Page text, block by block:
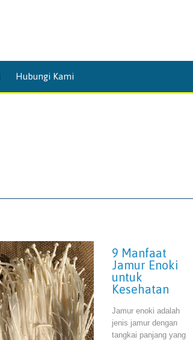
content
Hubungi Kami
9 Manfaat
Jamur Enoki
untuk
Kesehatan
Jamur enoki adalah
jenis jamur dengan
tangkai panjang yang